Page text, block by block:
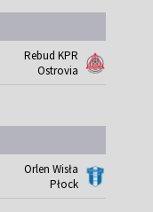
Rebud KPR
Ostrovia
Orlen Wisła
Płock